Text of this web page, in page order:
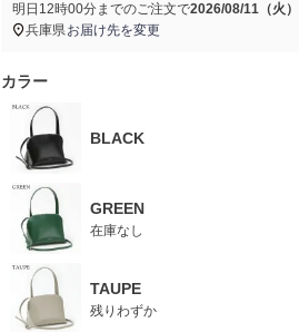
明日 12時00分までのご注文で2026/08/11（火）
兵庫県お届け先を変更
カラー
BLACK
GREEN
在庫なし
TAUPE
残りわずか